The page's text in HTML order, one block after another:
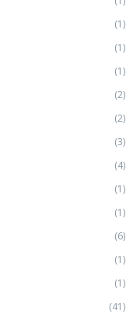
(1)
(1)
(1)
(2)
(2)
(3)
(4)
(1)
(1)
(6)
(1)
(1)
(41)